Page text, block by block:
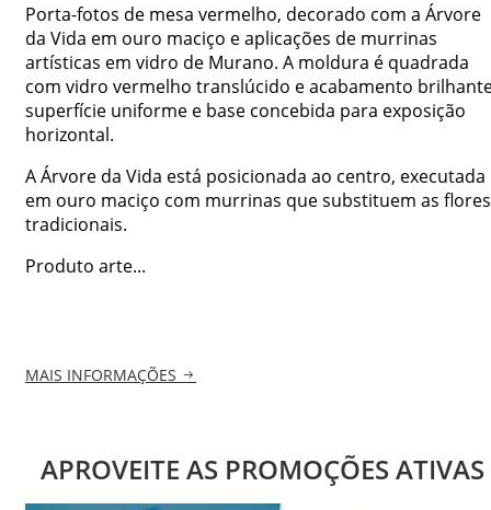
Porta-fotos de mesa vermelho, decorado com a Árvore
da Vida em ouro maciço e aplicações de murrinas
artísticas em vidro de Murano. A moldura é quadrada
com vidro vermelho translúcido e acabamento
superfície uniforme e base concebida para exposição
horizontal.
A Árvore da Vida está posicionada ao centro, executada
em ouro maciço com murrinas que substituem as flores
tradicionais.
Produto arte...
MAIS INFORMAÇÕES
APROVEITE AS PROMOÇÕES ATIVAS